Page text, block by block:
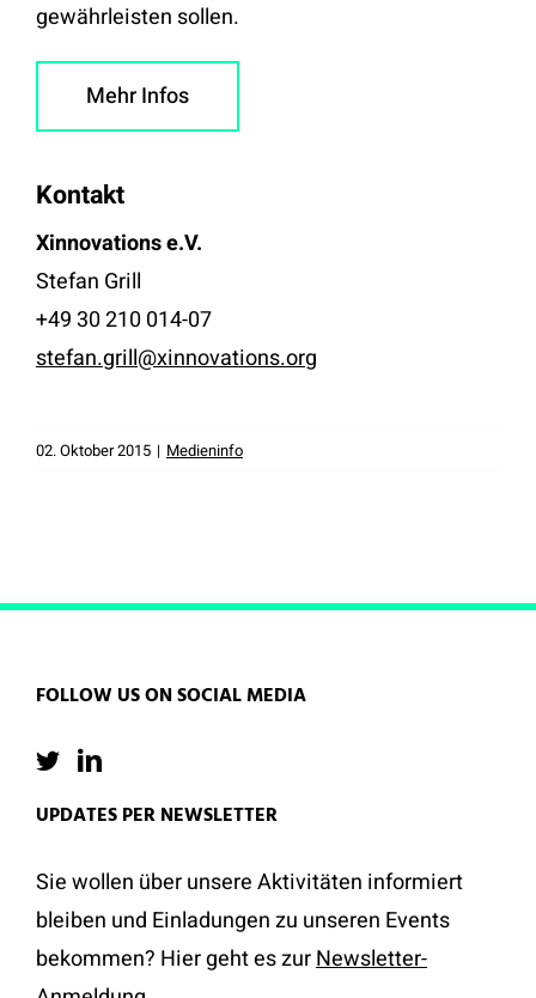
gewährleisten sollen.
Mehr Infos
Kontakt
Xinnovations e.V.
Stefan Grill
+49 30 210 014-07
stefan.grill@xinnovations.org
02. Oktober 2015 | Medieninfo
FOLLOW US ON SOCIAL MEDIA
UPDATES PER NEWSLETTER
Sie wollen über unsere Aktivitäten informiert
bleiben und Einladungen zu unseren Events
bekommen? Hier geht es zurNewsletter-